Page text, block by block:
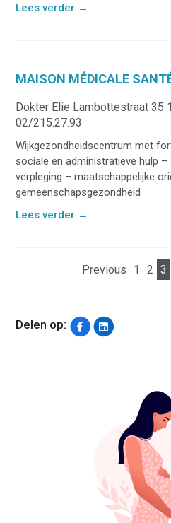
Lees verder →
MAISON MÉDICALE
Dokter Elie Lambottestraat 35
02/215.27.93
Wijkgezondheidscentrum met
sociale en administratieve hulp –
verpleging – maatschappelijke
gemeenschapsgezondheid
Lees verder →
Previous 1 2 3
Delen op: